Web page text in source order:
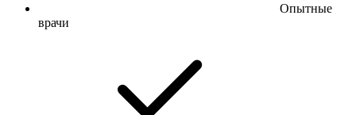
Опытные
врачи